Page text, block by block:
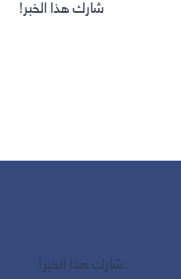
شارك هذا الخبر!
شارك هذا الخبر!